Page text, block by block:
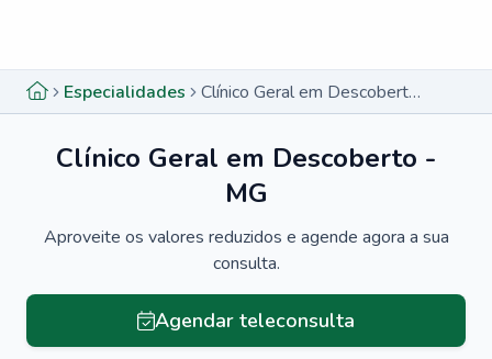
Especialidades Clínico Geral em Descoberto - MG
Clínico Geral em Descoberto -
MG
Aproveite os valores reduzidos e agende agora a sua
consulta.
Agendar teleconsulta